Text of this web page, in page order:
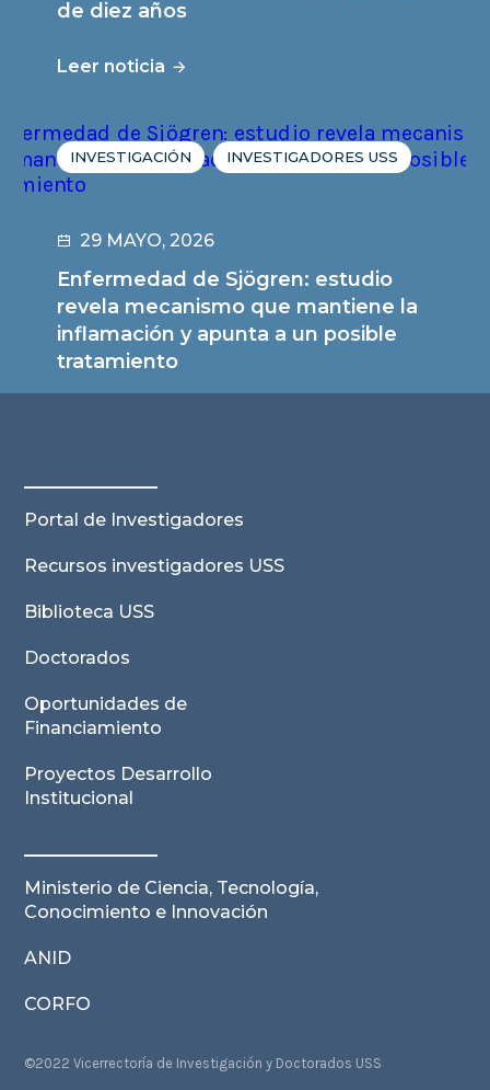
de diez años
Leer noticia
INVESTIGACIÓN INVESTIGADORES USS
29 MAYO, 2026
Enfermedad de Sjögren: estudio
revela mecanismo que mantiene la
inflamación y apunta a un posible
tratamiento
Portal de Investigadores
Recursos investigadores USS
Biblioteca USS
Doctorados
Oportunidades de
Financiamiento
Proyectos Desarrollo
Institucional
Ministerio de Ciencia, Tecnología,
Conocimiento e Innovación
ANID
CORFO
©2022 Vicerrectoría de Investigación y Doctorados USS